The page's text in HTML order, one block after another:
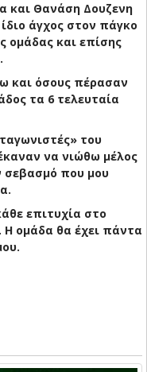
και Θανάση Δουζενη
άγχος στον πάγκο
ομάδας και επίσης
και όσους πέρασαν
τα 6 τελευταία
του
να νιώθω μέλος
σεβασμό που μου
επιτυχία στο
Η ομάδα θα έχει πάντα